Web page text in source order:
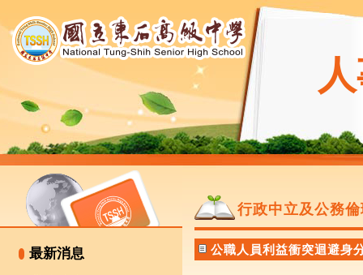
最新消息
行政中立及公務
公職人員利益衝突迴避身